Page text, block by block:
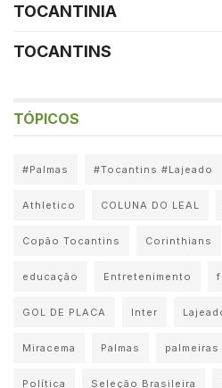
TOCANTINIA
TOCANTINS
TÓPICOS
#Palmas #Tocantins #Lajeado
Athletico COLUNA DO LEAL
Copão Tocantins Corinthians
educação Entretenimento
GOL DE PLACA Inter
Miracema Palmas palmeiras
Política Seleção Brasileira